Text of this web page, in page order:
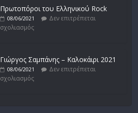
Πρωτοπόροι του Ελληνικού Rock
08/06/2021
Δεν επιτρέπεται
σχολιασμός
Γιώργος Σαμπάνης – Καλοκάιρι 2021
08/06/2021
Δεν επιτρέπεται
σχολιασμός